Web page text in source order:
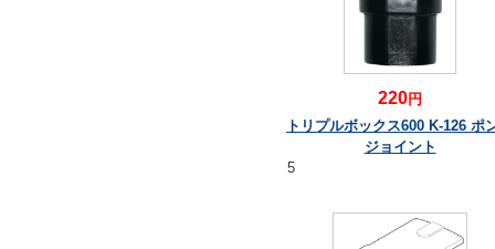
220円
トリプルボックス600 K-126 ポ
ジョイント
5